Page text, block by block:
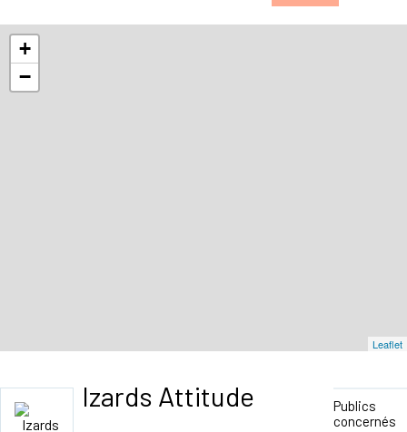
+
−
Leaflet
Izards Attitude
Publics
concernés